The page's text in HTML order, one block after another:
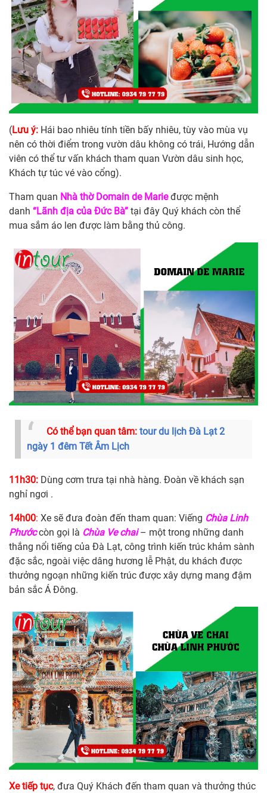
(Lưu ý: Hái bao nhiêu tính tiền bấy nhiêu, tùy vào mùa vụ
nên có thời điểm trong vườn dâu không có trái, Hướng dẫn
viên có thể tư vấn khách tham quan Vườn dâu sinh học,
Khách tự túc vé vào cổng).
Tham quan Nhà thờ Domain de Marieđược mệnh
danh “Lãnh địa của Đức Bà” tại đây Quý khách còn thể
mua sắm áo len được làm bằng thủ công.
Có thể bạn quan tâm: tour du lịch Đà Lạt 2
ngày 1 đêm Tết Âm Lịch
11h30: Dùng cơm trưa tại nhà hàng. Đoàn về khách sạn
nghỉ ngơi .
14h00: Xe sẽ đưa đoàn đến tham quan: Viếng Chùa Linh
Phướccòn gọi là Chùa Ve chai– một trong những danh
thắng nổi tiếng của Đà Lạt, công trình kiến trúc khảm sành
đặc sắc, ngoài việc dâng hương lễ Phật, du khách được
thưởng ngoạn những kiến trúc được xây dựng mang đậm
bản sắc Á Đông.
Xe tiếp tục, đưa Quý Khách đến tham quan và thưởng thúc